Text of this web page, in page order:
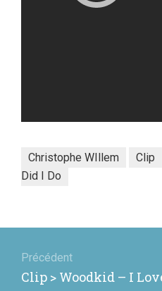
Christophe WIllem Clip
Did I Do
dePrécédent
Article
Clip > Woodkid – I